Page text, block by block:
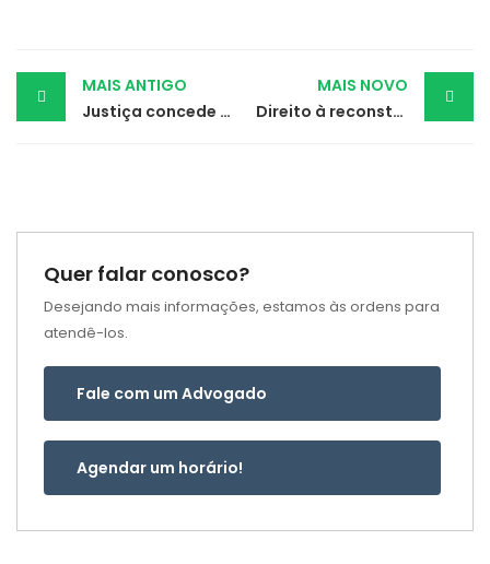
Post
navigation
MAIS ANTIGO
Justiça concede aposentadoria por invalidez e adicional a motorista com epilepsia
MAIS NOVO
Direito à reconstrução de mama pelo SUS é ampliada por nova lei
Quer falar conosco?
Desejando mais informações, estamos às ordens para
atendê-los.
Fale com um Advogado
Agendar um horário!